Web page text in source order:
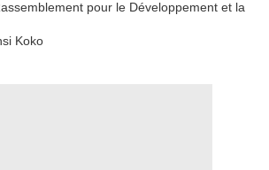
pour le Développement et la
Koko